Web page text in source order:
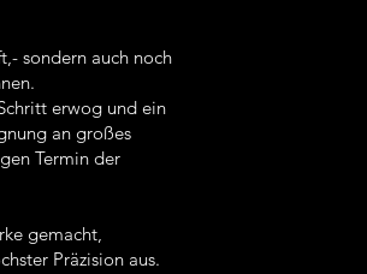
sondern auch noch
erwog und ein
an großes
Termin der
gemacht,
Präzision aus.